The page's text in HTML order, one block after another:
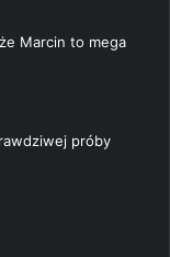
Marcin to mega
próby